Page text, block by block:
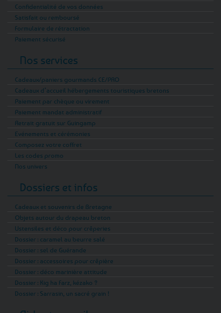
Confidentialité de vos données
Satisfait ou remboursé
Formulaire de rétractation
Paiement sécurisé
Nos services
Cadeaux/paniers gourmands CE/PRO
Cadeaux d’accueil hébergements touristiques bretons
Paiement par chèque ou virement
Paiement mandat administratif
Retrait gratuit sur Guingamp
Evénements et cérémonies
Composez votre coffret
Les codes promo
Nos univers
Dossiers et infos
Cadeaux et souvenirs de Bretagne
Objets autour du drapeau breton
Ustensiles et déco pour crêperies
Dossier : caramel au beurre salé
Dossier : sel de Guérande
Dossier : accessoires pour crêpière
Dossier : déco marinière attitude
Dossier : Kig ha Farz, kézako ?
Dossier : Sarrasin, un sacré grain !